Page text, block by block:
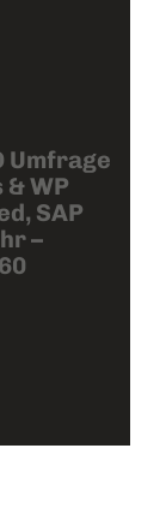
Umfrage
WP
SAP
–